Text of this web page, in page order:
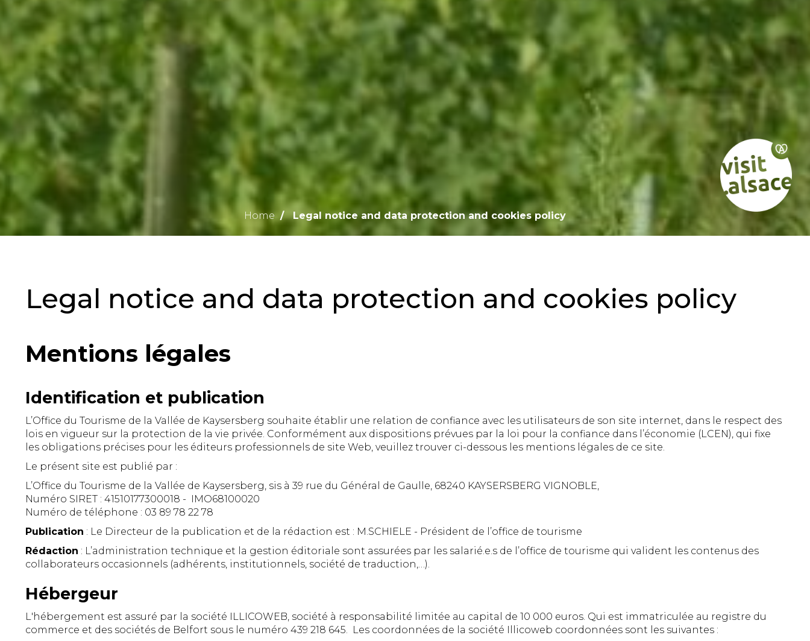
Home Legal notice and data protection and cookies policy
Legal notice and data protection and cookies policy
Mentions légales
Identification et publication
L’Office du Tourisme de la Vallée de Kaysersberg souhaite établir une relation de confiance avec les utilisateurs de son site internet, dans le respect des
lois en vigueur sur la protection de la vie privée. Conformément aux dispositions prévues par la loi pour la confiance dans l’économie (LCEN), qui fixe
les obligations précises pour les éditeurs professionnels de site Web, veuillez trouver ci-dessous les mentions légales de ce site.
Le présent site est publié par :
L’Office du Tourisme de la Vallée de Kaysersberg, sis à 39 rue du Général de Gaulle, 68240 KAYSERSBERG VIGNOBLE,
Numéro SIRET : 41510177300018 - IMO68100020
Numéro de téléphone : 03 89 78 22 78
Publication : Le Directeur de la publication et de la rédaction est : M.SCHIELE - Président de l’office de tourisme
Rédaction : L’administration technique et la gestion éditoriale sont assurées par les salarié.e.s de l’office de tourisme qui valident les contenus des
collaborateurs occasionnels (adhérents, institutionnels, société de traduction,…).
Hébergeur
L'hébergement est assuré par la société ILLICOWEB, société à responsabilité limitée au capital de 10 000 euros. Qui est immatriculée au registre du
commerce et des sociétés de Belfort sous le numéro 439 218 645. Les coordonnées de la société Illicoweb coordonnées sont les suivantes :